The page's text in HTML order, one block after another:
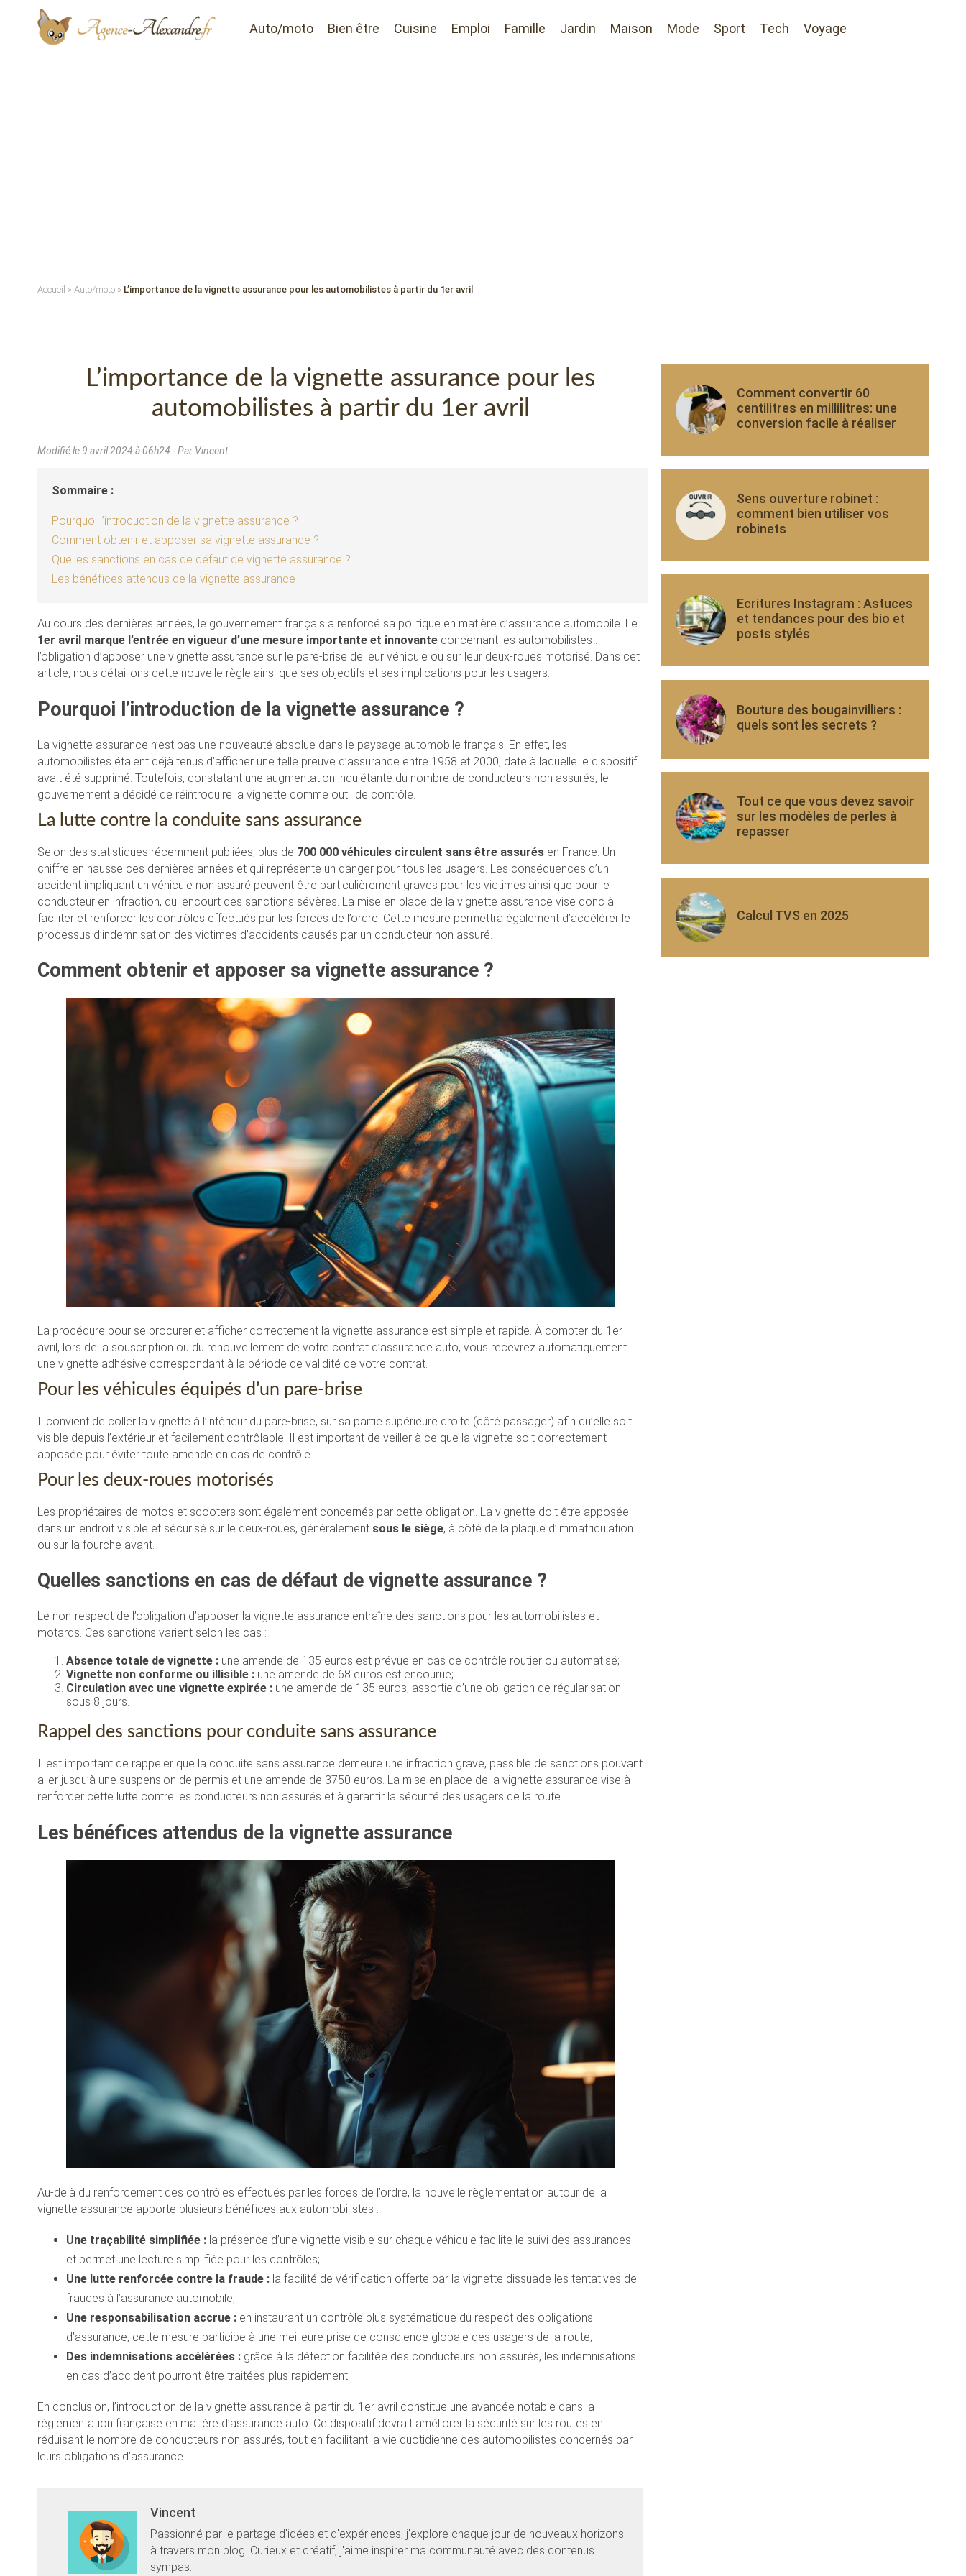
Auto/moto Bien être Cuisine Emploi Famille Jardin Maison Mode Sport Tech Voyage
Accueil » Auto/moto » L’importance de la vignette assurance pour les automobilistes à partir du 1er avril
L’importance de la vignette assurance pour les
automobilistes à partir du 1er avril
Modifié le 9 avril 2024 à 06h24 - Par Vincent
Sommaire :
Pourquoi l’introduction de la vignette assurance ?
Comment obtenir et apposer sa vignette assurance ?
Quelles sanctions en cas de défaut de vignette assurance ?
Les bénéfices attendus de la vignette assurance
Au cours des dernières années, le gouvernement français a renforcé sa politique en matière d’assurance automobile. Le
1er avril marque l’entrée en vigueur d’une mesure importante et innovante concernant les automobilistes :
l’obligation d’apposer une vignette assurance sur le pare-brise de leur véhicule ou sur leur deux-roues motorisé. Dans cet
article, nous détaillons cette nouvelle règle ainsi que ses objectifs et ses implications pour les usagers.
Pourquoi l’introduction de la vignette assurance ?
La vignette assurance n’est pas une nouveauté absolue dans le paysage automobile français. En effet, les
automobilistes étaient déjà tenus d’afficher une telle preuve d’assurance entre 1958 et 2000, date à laquelle le dispositif
avait été supprimé. Toutefois, constatant une augmentation inquiétante du nombre de conducteurs non assurés, le
gouvernement a décidé de réintroduire la vignette comme outil de contrôle.
La lutte contre la conduite sans assurance
Selon des statistiques récemment publiées, plus de 700 000 véhicules circulent sans être assurés en France. Un
chiffre en hausse ces dernières années et qui représente un danger pour tous les usagers. Les conséquences d’un
accident impliquant un véhicule non assuré peuvent être particulièrement graves pour les victimes ainsi que pour le
conducteur en infraction, qui encourt des sanctions sévères. La mise en place de la vignette assurance vise donc à
faciliter et renforcer les contrôles effectués par les forces de l’ordre. Cette mesure permettra également d’accélérer le
processus d’indemnisation des victimes d’accidents causés par un conducteur non assuré.
Comment obtenir et apposer sa vignette assurance ?
La procédure pour se procurer et afficher correctement la vignette assurance est simple et rapide. À compter du 1er
avril, lors de la souscription ou du renouvellement de votre contrat d’assurance auto, vous recevrez automatiquement
une vignette adhésive correspondant à la période de validité de votre contrat.
Pour les véhicules équipés d’un pare-brise
Il convient de coller la vignette à l’intérieur du pare-brise, sur sa partie supérieure droite (côté passager) afin qu’elle soit
visible depuis l’extérieur et facilement contrôlable. Il est important de veiller à ce que la vignette soit correctement
apposée pour éviter toute amende en cas de contrôle.
Pour les deux-roues motorisés
Les propriétaires de motos et scooters sont également concernés par cette obligation. La vignette doit être apposée
dans un endroit visible et sécurisé sur le deux-roues, généralement sous le siège, à côté de la plaque d’immatriculation
ou sur la fourche avant.
Quelles sanctions en cas de défaut de vignette assurance ?
Le non-respect de l’obligation d’apposer la vignette assurance entraîne des sanctions pour les automobilistes et
motards. Ces sanctions varient selon les cas :
Absence totale de vignette : une amende de 135 euros est prévue en cas de contrôle routier ou automatisé;
Vignette non conforme ou illisible : une amende de 68 euros est encourue;
Circulation avec une vignette expirée : une amende de 135 euros, assortie d’une obligation de régularisation
sous 8 jours.
Rappel des sanctions pour conduite sans assurance
Il est important de rappeler que la conduite sans assurance demeure une infraction grave, passible de sanctions pouvant
aller jusqu’à une suspension de permis et une amende de 3750 euros. La mise en place de la vignette assurance vise à
renforcer cette lutte contre les conducteurs non assurés et à garantir la sécurité des usagers de la route.
Les bénéfices attendus de la vignette assurance
Au-delà du renforcement des contrôles effectués par les forces de l’ordre, la nouvelle règlementation autour de la
vignette assurance apporte plusieurs bénéfices aux automobilistes :
Une traçabilité simplifiée : la présence d’une vignette visible sur chaque véhicule facilite le suivi des assurances
et permet une lecture simplifiée pour les contrôles;
Une lutte renforcée contre la fraude : la facilité de vérification offerte par la vignette dissuade les tentatives de
fraudes à l’assurance automobile;
Une responsabilisation accrue : en instaurant un contrôle plus systématique du respect des obligations
d’assurance, cette mesure participe à une meilleure prise de conscience globale des usagers de la route;
Des indemnisations accélérées : grâce à la détection facilitée des conducteurs non assurés, les indemnisations
en cas d’accident pourront être traitées plus rapidement.
En conclusion, l’introduction de la vignette assurance à partir du 1er avril constitue une avancée notable dans la
réglementation française en matière d’assurance auto. Ce dispositif devrait améliorer la sécurité sur les routes en
réduisant le nombre de conducteurs non assurés, tout en facilitant la vie quotidienne des automobilistes concernés par
leurs obligations d’assurance.
Vincent
Passionné par le partage d'idées et d'expériences, j'explore chaque jour de nouveaux horizons
à travers mon blog. Curieux et créatif, j'aime inspirer ma communauté avec des contenus
sympas.
Comment convertir 60
centilitres en millilitres: une
conversion facile à réaliser
Sens ouverture robinet :
comment bien utiliser vos
robinets
Ecritures Instagram : Astuces
et tendances pour des bio et
posts stylés
Bouture des bougainvilliers :
quels sont les secrets ?
Tout ce que vous devez savoir
sur les modèles de perles à
repasser
Calcul TVS en 2025